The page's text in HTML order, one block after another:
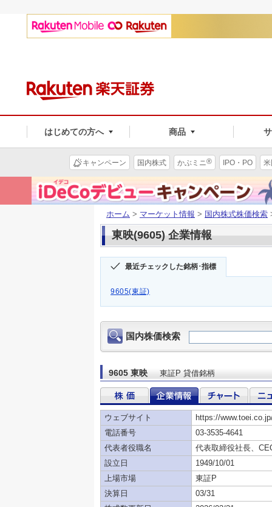
はじめての方へ 商品
キャンペーン 国内株式 かぶミニ® IPO・PO
ホーム > マーケット情報 > 国内株式株価検索
東映(9605) 企業情報
最近チェックした銘柄･指標
9605(東証)